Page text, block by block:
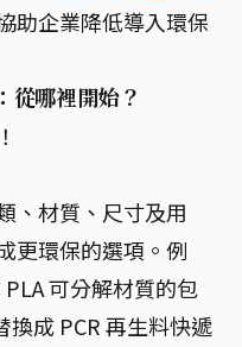
助企業降低導入環保
從哪裡開始？
、材質、尺寸及用
更環保的選項。例
可分解材質的包
成 PCR 再生料快遞